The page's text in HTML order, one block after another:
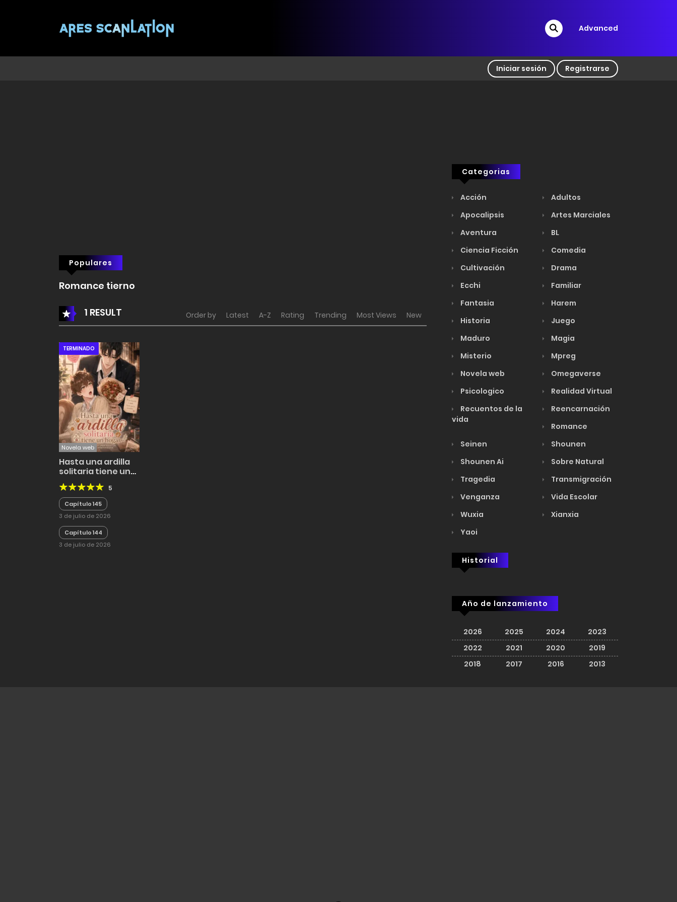
Advanced
Iniciar sesión Registrarse
Populares
Romance tierno
1 RESULT Order by Latest A-Z Rating Trending Most Views New
TERMINADO
Novela web
Hasta una ardilla
solitaria tiene un
hogar
5
Capítulo 145
3 de julio de 2026
Capítulo 144
3 de julio de 2026
Categorias
Acción
Adultos
Apocalipsis
Artes Marciales
Aventura
BL
Ciencia Ficción
Comedia
Cultivación
Drama
Ecchi
Familiar
Fantasia
Harem
Historia
Juego
Maduro
Magia
Misterio
Mpreg
Novela web
Omegaverse
Psicologico
Realidad Virtual
Recuentos de la
vida
Reencarnación
Romance
Seinen
Shounen
Shounen Ai
Sobre Natural
Tragedia
Transmigración
Venganza
Vida Escolar
Wuxia
Xianxia
Yaoi
Historial
Año de lanzamiento
2026 2025 2024
2023
2022
2021 2020
2019
2018
2017 2016 2013